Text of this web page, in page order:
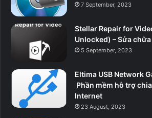
7 September, 2023
Stellar Repair for
Unlocked) – Sửa
5 September, 2023
Eltima USB Network
Phần mềm hỗ trợ
Internet
23 August, 2023